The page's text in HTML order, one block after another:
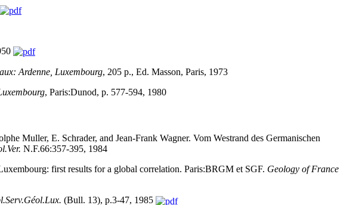
Ardenne, Luxembourg, 205 p., Ed. Masson, Paris, 1973
, Paris:Dunod, p. 577-594, 1980
Muller, E. Schrader, and Jean-Frank Wagner. Vom Westrand des Germanischen
N.F.66:357-395, 1984
first results for a global correlation. Paris:BRGM et SGF. Geology of France
(Bull. 13), p.3-47, 1985